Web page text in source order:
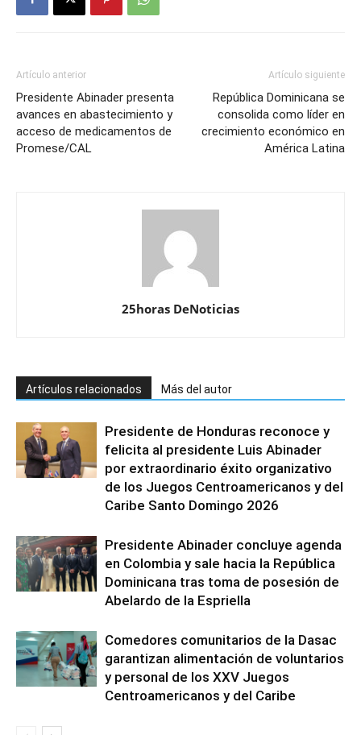
Artículo anterior
Presidente Abinader presenta
avances en abastecimiento y
acceso de medicamentos de
Promese/CAL
Artículo siguiente
República Dominicana se
consolida como líder en
crecimiento económico en
América Latina
25horas DeNoticias
Artículos relacionados Más del autor
Presidente de Honduras reconoce y
felicita al presidente Luis Abinader
por extraordinario éxito organizativo
de los Juegos Centroamericanos y del
Caribe Santo Domingo 2026
Presidente Abinader concluye agenda
en Colombia y sale hacia la República
Dominicana tras toma de posesión de
Abelardo de la Espriella
Comedores comunitarios de la Dasac
garantizan alimentación de voluntarios
y personal de los XXV Juegos
Centroamericanos y del Caribe